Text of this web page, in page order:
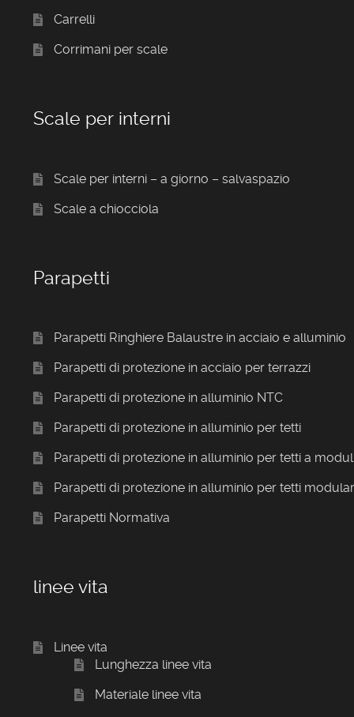
Carrelli
Corrimani per scale
Scale per interni
Scale per interni – a giorno – salvaspazio
Scale a chiocciola
Parapetti
Parapetti Ringhiere Balaustre in acciaio e alluminio
Parapetti di protezione in acciaio per terrazzi
Parapetti di protezione in alluminio NTC
Parapetti di protezione in alluminio per tetti
Parapetti di protezione in alluminio per tetti a
Parapetti di protezione in alluminio per tetti
Parapetti Normativa
linee vita
Linee vita
Lunghezza linee vita
Materiale linee vita